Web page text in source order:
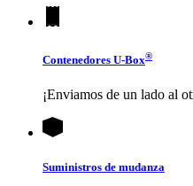
Contenedores U-Box®
¡Enviamos de un lado al
Suministros de mudanza